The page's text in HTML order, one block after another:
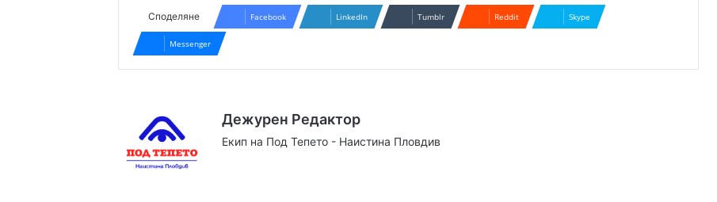
Споделяне Facebook LinkedIn Tumblr Reddit Skype
Messenger
Дежурен Редактор
Екип на Под Тепето - Наистина Пловдив